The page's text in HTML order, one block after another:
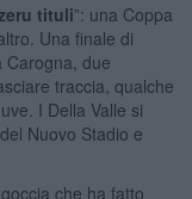
tituli”: una Coppa
Una finale di
Carogna, due
traccia, qualche
I Della Valle si
Nuovo Stadio e
che ha fatto